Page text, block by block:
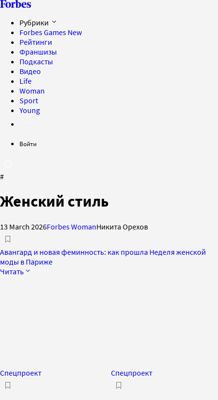
Рубрики
Forbes Games New
Рейтинги
Франшизы
Подкасты
Видео
Life
Woman
Sport
Young
Войти
#
Женский стиль
13 March 2026Forbes WomanНикита Орехов
Авангард и новая феминность: как прошла Неделя женской
моды в Париже
Читать
Спецпроект Спецпроект